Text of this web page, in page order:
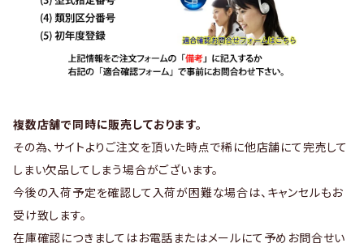
複数店舗で同時に販売しております。
その為、サイトよりご注文を頂いた時点で稀に他店舗にて完売して
しまい欠品してしまう場合がございます。
今後の入荷予定を確認して入荷が困難な場合は、キャンセルもお
受け致します。
在庫確認につきましてはお電話またはメールにて予めお問合せい